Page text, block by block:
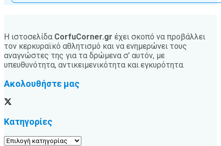
Η ιστοσελίδα CorfuCorner.gr έχει σκοπό να προβάλλει
τον κερκυραϊκό αθλητισμό και να ενημερώνει τους
αναγνώστες της για τα δρώμενα σ' αυτόν, με
υπευθυνότητα, αντικειμενικότητα και εγκυρότητα.
Ακολουθήστε μας
Κατηγορίες
Κατηγορίες